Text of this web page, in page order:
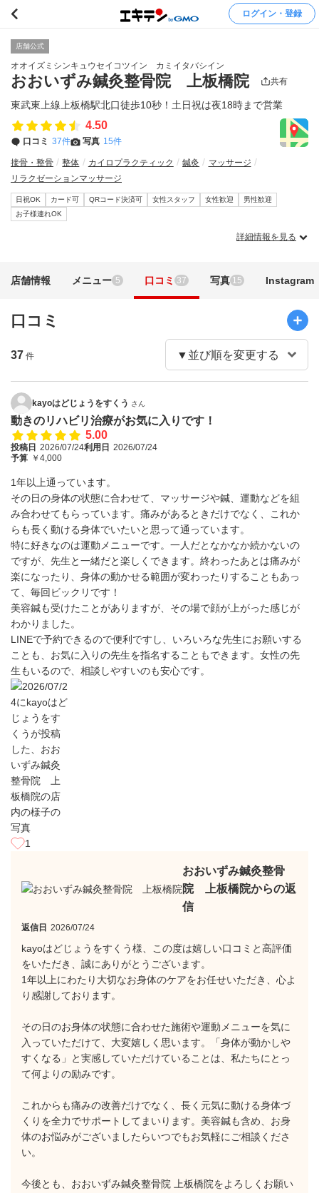
ログイン・登録
店舗公式
オオイズミシンキュウセイコツイン カミイタバシイン
おおいずみ鍼灸整骨院 上板橋院 共有
東武東上線上板橋駅北口徒歩10秒！土日祝は夜18時まで営業
4.50
口コミ 37件 写真 15件
接骨・整骨 整体 カイロプラクティック 鍼灸
マッサージ
リラクゼーションマッサージ
日祝OK カード可 QRコード決済可 女性スタッフ 女性歓迎
男性歓迎
お子様連れOK
詳細情報を見る
店舗情報 メニュー 5 口コミ 37 写真 15 Instagram
口コミ
37 件
kayoはどじょうをすくう さん
動きのリハビリ治療がお気に入りです！
5.00
投稿日 2026/07/24利用日 2026/07/24
予算 ￥4,000
1年以上通っています。
その日の身体の状態に合わせて、マッサージや鍼、運動などを組
み合わせてもらっています。痛みがあるときだけでなく、これか
らも長く動ける身体でいたいと思って通っています。
特に好きなのは運動メニューです。一人だとなかなか続かないの
ですが、先生と一緒だと楽しくできます。終わったあとは痛みが
楽になったり、身体の動かせる範囲が変わったりすることもあっ
て、毎回ビックリです！
美容鍼も受けたことがありますが、その場で顔が上がった感じが
わかりました。
LINEで予約できるので便利ですし、いろいろな先生にお願いする
ことも、お気に入りの先生を指名することもできます。女性の先
生もいるので、相談しやすいのも安心です。
1
おおいずみ鍼灸整骨
院 上板橋院からの返
信
返信日 2026/07/24
kayoはどじょうをすくう様、この度は嬉しい口コミと高評価
をいただき、誠にありがとうございます。
1年以上にわたり大切なお身体のケアをお任せいただき、心よ
り感謝しております。
その日のお身体の状態に合わせた施術や運動メニューを気に
入っていただけて、大変嬉しく思います。「身体が動かしや
すくなる」と実感していただけていることは、私たちにとっ
て何よりの励みです。
これからも痛みの改善だけでなく、長く元気に動ける身体づ
くりを全力でサポートしてまいります。美容鍼も含め、お身
体のお悩みがございましたらいつでもお気軽にご相談くださ
い。
今後とも、おおいずみ鍼灸整骨院 上板橋院をよろしくお願い